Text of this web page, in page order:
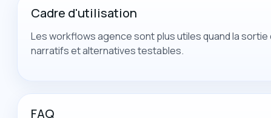
Cadre d'utilisation
Les workflows agence sont plus utiles quand la
narratifs et alternatives testables.
FAQ